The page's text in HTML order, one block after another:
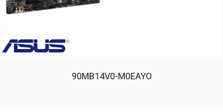
90MB14V0-M0EAYO